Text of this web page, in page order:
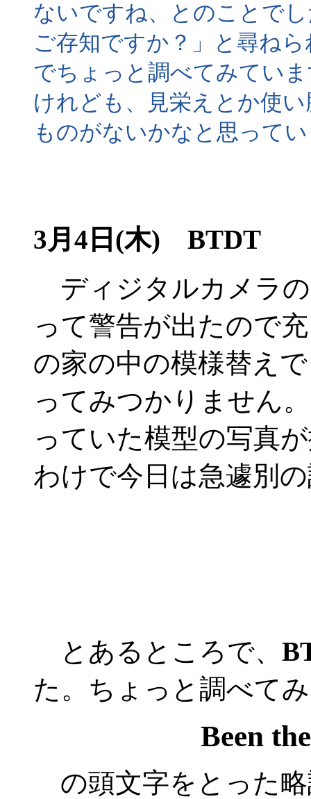
ないですね、とのことで
ご存知ですか？」と尋ね
でちょっと調べてみてい
けれども、見栄えとか使
ものがないかなと思って
3月4日(木) BTDT
ディジタルカメラ
って警告が出たので
の家の中の模様替え
ってみつかりません
っていた模型の写真
わけで今日は急遽別
とあるところで、
た。ちょっと調べて
Been
の頭文字をとった